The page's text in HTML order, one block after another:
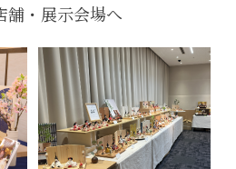
舗・展示会場へ